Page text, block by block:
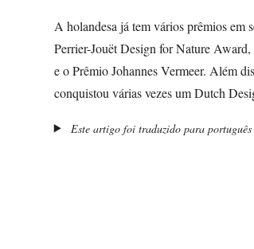
A holandesa já tem vários prêmios em
Perrier-Jouët Design for Nature
e o Prêmio Johannes Vermeer. Além
conquistou várias vezes um Dutch
Este artigo foi traduzido para